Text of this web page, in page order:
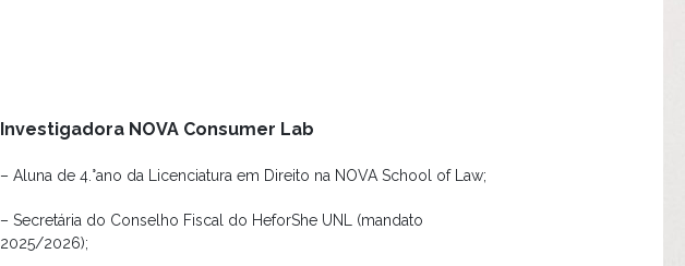
Investigadora NOVA Consumer Lab
– Aluna de 4.°ano da Licenciatura em Direito na NOVA School of Law;
– Secretária do Conselho Fiscal do HeforShe UNL (mandato
2025/2026);